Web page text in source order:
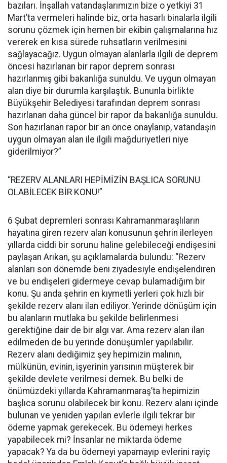
bazıları. İnşallah vatandaşlarımızın bize o yetkiyi 31
Mart’ta vermeleri halinde biz, orta hasarlı binalarla ilgili
sorunu çözmek için hemen bir ekibin çalışmalarına hız
vererek en kısa sürede ruhsatların verilmesini
sağlayacağız. Uygun olmayan alanlarla ilgili de deprem
öncesi hazırlanan bir rapor deprem sonrası
hazırlanmış gibi bakanlığa sunuldu. Ve uygun olmayan
alan diye bir durumla karşılaştık. Bununla birlikte
Büyükşehir Belediyesi tarafından deprem sonrası
hazırlanan daha güncel bir rapor da bakanlığa sunuldu.
Son hazırlanan rapor bir an önce onaylanıp, vatandaşın
uygun olmayan alan ile ilgili mağduriyetleri niye
giderilmiyor?”
“REZERV ALANLARI HEPİMİZİN BAŞLICA SORUNU
OLABİLECEK BİR KONU!”
6 Şubat depremleri sonrası Kahramanmaraşlıların
hayatına giren rezerv alan konusunun şehrin ilerleyen
yıllarda ciddi bir sorunu haline gelebileceği endişesini
paylaşan Arıkan, şu açıklamalarda bulundu: “Rezerv
alanları son dönemde beni ziyadesiyle endişelendiren
ve bu endişeleri gidermeye cevap bulamadığım bir
konu. Şu anda şehrin en kıymetli yerleri çok hızlı bir
şekilde rezerv alanı ilan ediliyor. Yerinde dönüşüm için
bu alanların mutlaka bu şekilde belirlenmesi
gerektiğine dair de bir algı var. Ama rezerv alan ilan
edilmeden de bu yerinde dönüşümler yapılabilir.
Rezerv alanı dediğimiz şey hepimizin malının,
mülkünün, evinin, işyerinin yarısının müşterek bir
şekilde devlete verilmesi demek. Bu belki de
önümüzdeki yıllarda Kahramanmaraş’ta hepimizin
başlıca sorunu olabilecek bir konu. Rezerv alanı içinde
bulunan ve yeniden yapılan evlerle ilgili tekrar bir
ödeme yapmak gerekecek. Bu ödemeyi herkes
yapabilecek mi? İnsanlar ne miktarda ödeme
yapacak? Ya da bu ödemeyi yapamayıp evlerini rayiç